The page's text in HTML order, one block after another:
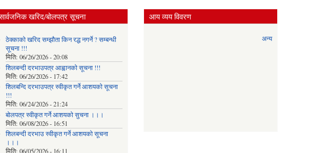
खरिद/बोलपत्र सूचना
ठेक्काको खरिद सम्झौता किन रद्ध नगर्ने ? सम्बन्धी
सूचना !!!
मिति: 06/26/2026 - 20:08
शिलबन्दी दरभाउपत्र आह्वानको सूचना !!!
मिति: 06/26/2026 - 17:42
शिलबन्दि दरभाउपत्र स्वीकृत गर्ने आशयकाे सूचना
!!!
मिति: 06/24/2026 - 21:24
बोलपत्र स्वीकृत गर्ने आशयको सुचना ।।।
मिति: 06/08/2026 - 16:51
शिलबन्दी दरभाउ स्वीकृत गर्ने आशयको सूचना
।।।
आय व्यय विवरण
अन्य